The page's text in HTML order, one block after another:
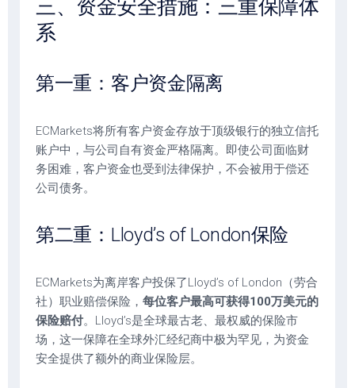
三、资金安全措施：三重保障体
系
第一重：客户资金隔离
ECMarkets将所有客户资金存放于顶级银行的独立信托
账户中，与公司自有资金严格隔离。即使公司面临财
务困难，客户资金也受到法律保护，不会被用于偿还
公司债务。
第二重：Lloyd’s of London保险
ECMarkets为离岸客户投保了Lloyd’s of London（劳合
社）职业赔偿保险， 每位客户最高可获得100万美元的
保险赔付。Lloyd’s是全球最古老、最权威的保险市
场，这一保障在全球外汇经纪商中极为罕见，为资金
安全提供了额外的商业保险层。